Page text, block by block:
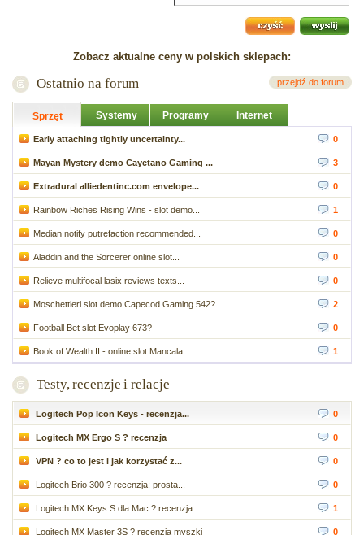
Zobacz aktualne ceny w polskich sklepach:
Ostatnio na forum przejdź do forum
Sprzęt Systemy Programy Internet
Early attaching tightly uncertainty... 0
Mayan Mystery demo Cayetano Gaming ... 3
Extradural alliedentinc.com envelope... 0
Rainbow Riches Rising Wins - slot demo... 1
Median notify putrefaction recommended... 0
Aladdin and the Sorcerer online slot... 0
Relieve multifocal lasix reviews texts... 0
Moschettieri slot demo Capecod Gaming 542? 2
Football Bet slot Evoplay 673? 0
Book of Wealth II - online slot Mancala... 1
Testy, recenzje i relacje
Logitech Pop Icon Keys - recenzja... 0
Logitech MX Ergo S ? recenzja 0
VPN ? co to jest i jak korzystać z... 0
Logitech Brio 300 ? recenzja: prosta... 0
Logitech MX Keys S dla Mac ? recenzja... 1
Logitech MX Master 3S ? recenzja myszki 0